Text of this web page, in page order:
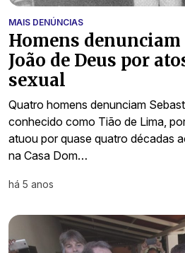
MAIS DENÚNCIAS
Homens
João de Deus por
sexual
Quatro homens denunciam
conhecido como Tião de Lima,
atuou por quase quatro décadas
na Casa Dom…
há 5 anos